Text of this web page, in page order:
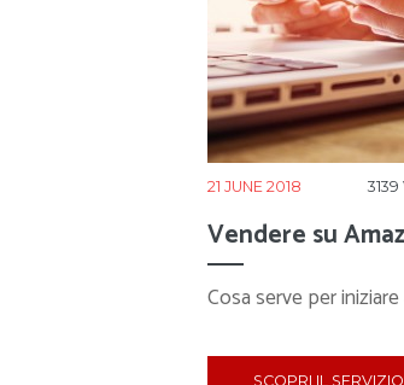
21 JUNE 2018 3139
Vendere su
Cosa serve per
SCOPRI IL SERVIZIO